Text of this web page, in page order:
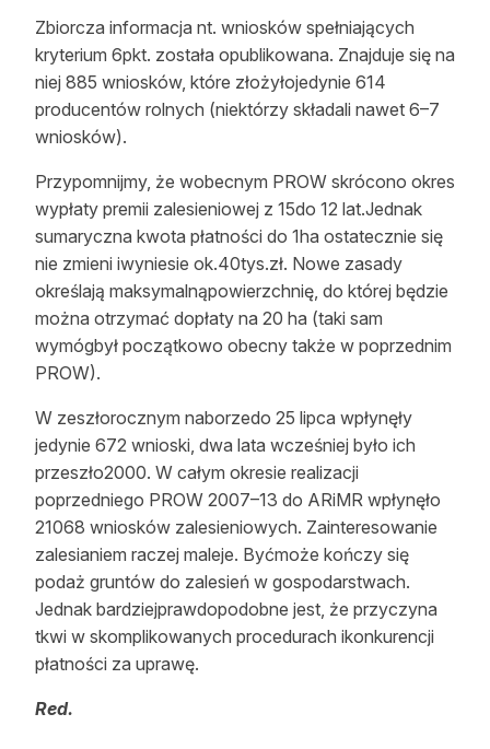
Zbiorcza informacja nt. wniosków spełniających
kryterium 6pkt. została opublikowana. Znajduje się na
niej 885 wniosków, które złożyłojedynie 614
producentów rolnych (niektórzy składali nawet 6–7
wniosków).
Przypomnijmy, że wobecnym PROW skrócono okres
wypłaty premii zalesieniowej z 15do 12 lat.Jednak
sumaryczna kwota płatności do 1ha ostatecznie się
nie zmieni iwyniesie ok.40tys.zł. Nowe zasady
określają maksymalnąpowierzchnię, do której będzie
można otrzymać dopłaty na 20 ha (taki sam
wymógbył początkowo obecny także w poprzednim
PROW).
W zeszłorocznym naborzedo 25 lipca wpłynęły
jedynie 672 wnioski, dwa lata wcześniej było ich
przeszło2000. W całym okresie realizacji
poprzedniego PROW 2007–13 do ARiMR wpłynęło
21068 wniosków zalesieniowych. Zainteresowanie
zalesianiem raczej maleje. Byćmoże kończy się
podaż gruntów do zalesień w gospodarstwach.
Jednak bardziejprawdopodobne jest, że przyczyna
tkwi w skomplikowanych procedurach ikonkurencji
płatności za uprawę.
Red.